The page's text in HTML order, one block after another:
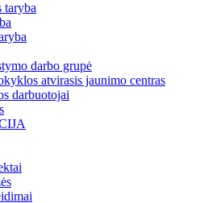
darbo grupė
atvirasis jaunimo centras
darbuotojai